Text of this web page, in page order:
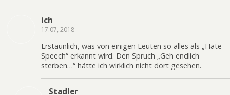
ich
17.07, 2018
Erstaunlich, was von einigen Leuten so alles als „Hate
Speech“ erkannt wird. Den Spruch „Geh endlich
sterben…“ hätte ich wirklich nicht dort gesehen.
Stadler